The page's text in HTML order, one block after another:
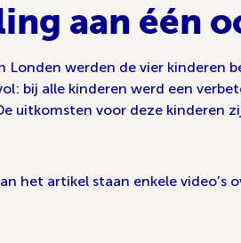
aan één
werden de vier kinderen
bij alle kinderen werd een
uitkomsten voor deze kinderen
het artikel staan enkele video’s